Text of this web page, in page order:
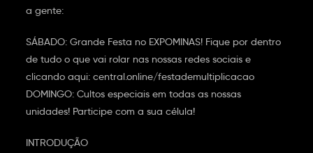
a gente:
SÁBADO: Grande Festa no EXPOMINAS! Fique por dentro
de tudo o que vai rolar nas nossas redes sociais e
clicando aqui: central.online/festademultiplicacao
DOMINGO: Cultos especiais em todas as nossas
unidades! Participe com a sua célula!
INTRODUÇÃO